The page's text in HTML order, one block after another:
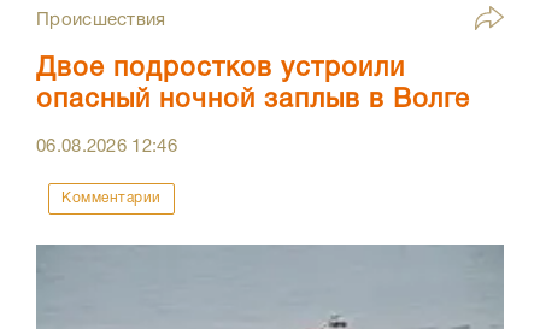
Происшествия
Двое подростков устроили
опасный ночной заплыв в Волге
06.08.2026 12:46
Комментарии